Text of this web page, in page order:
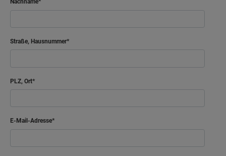
Nachname
Straße, Hausnummer
PLZ, Ort
E-Mail-Adresse